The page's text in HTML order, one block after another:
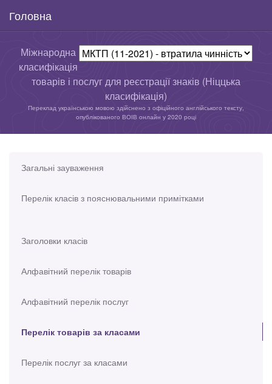
Головна
Міжнародна
класифікація
товарів і послуг для реєстрації знаків (Ніццька
класифікація)
Переклад українською мовою здійснено з офіційного англійського тексту,
опублікованого ВОІВ онлайн у 2020 році
Загальні зауваження
Перелік класів з пояснювальними примітками
Заголовки класів
Алфавітний перелік товарів
Алфавітний перелік послуг
Перелік товарів за класами
Перелік послуг за класами